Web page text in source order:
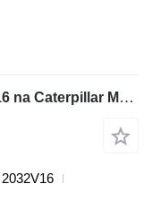
Motor Caterpillar MWM TCG2032V16 na Caterpillar MWM TCG2032V16